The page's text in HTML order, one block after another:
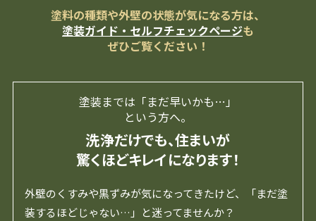
塗料の種類や外壁の状態が気になる方は、
塗装ガイド・セルフチェックページも
ぜひご覧ください！
塗装までは「まだ早いかも…」
という方へ。
洗浄だけでも、住まいが
驚くほどキレイになります！
外壁のくすみや黒ずみが気になってきたけど、「まだ塗
装するほどじゃない…」と迷ってませんか？